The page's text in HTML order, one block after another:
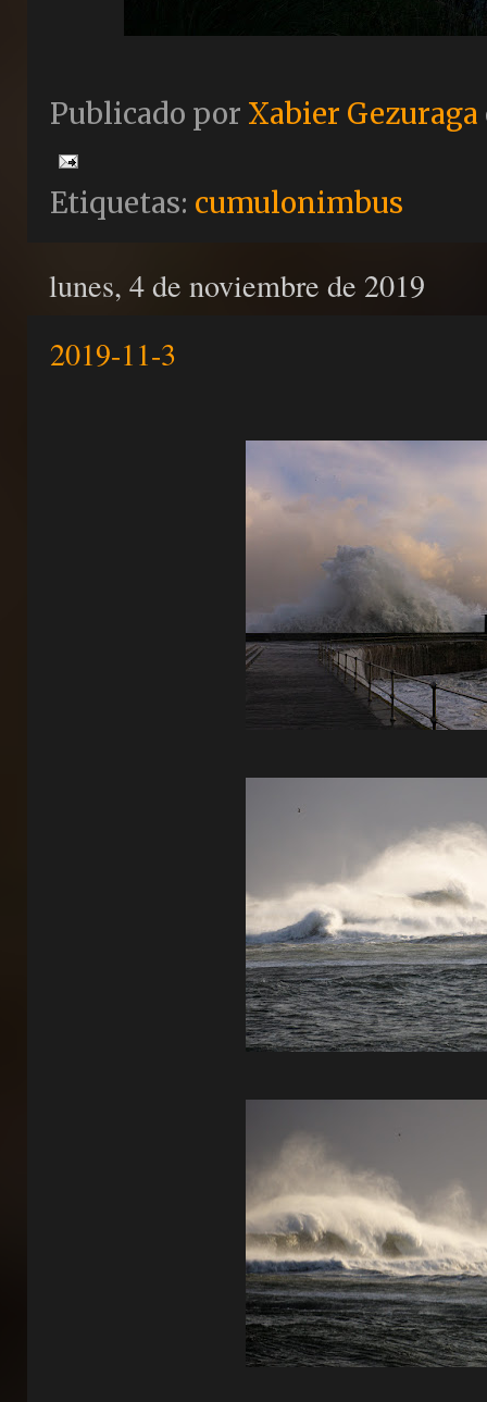
Publicado por Xabier Gezuraga
Etiquetas: cumulonimbus
lunes, 4 de noviembre de 2019
2019-11-3